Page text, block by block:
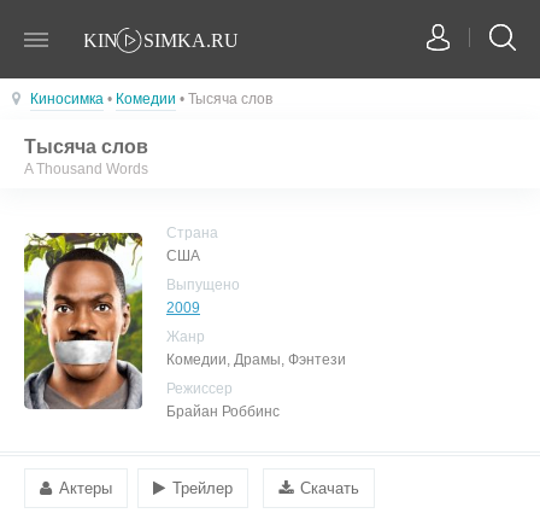
Киносимка • Комедии • Тысяча слов
Тысяча слов
A Thousand Words
Страна
США
Выпущено
2009
Жанр
Комедии, Драмы, Фэнтези
Режиссер
Брайан Роббинс
Актеры Трейлер Скачать